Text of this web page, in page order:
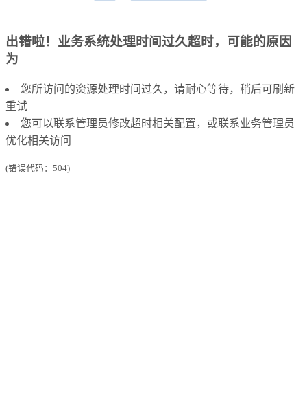
出错啦！业务系统处理时间过久超时，可能的原因
为
您所访问的资源处理时间过久，请耐心等待，稍后可刷新
重试
您可以联系管理员修改超时相关配置，或联系业务管理员
优化相关访问
(错误代码：504)